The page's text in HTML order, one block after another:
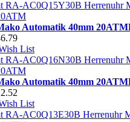
Automatik 40mm 20ATM
List
Automatik 40mm 20ATM
List